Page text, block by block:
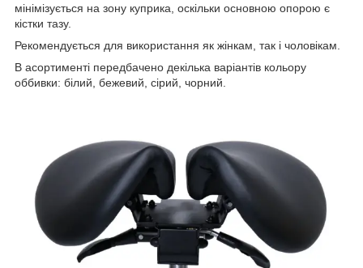
мінімізується на зону куприка, оскільки основною опорою є
кістки тазу.
Рекомендується для використання як жінкам, так і чоловікам.
В асортименті передбачено декілька варіантів кольору
оббивки: білий, бежевий, сірий, чорний.